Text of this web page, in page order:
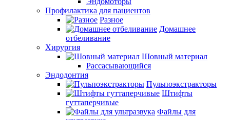
Профилактика для пациентов
Разное
Домашнее
отбеливание
Хирургия
Шовный материал
Рассасывающийся
Эндодонтия
Пульпоэкстракторы
Штифты
гуттаперчивые
Файлы для